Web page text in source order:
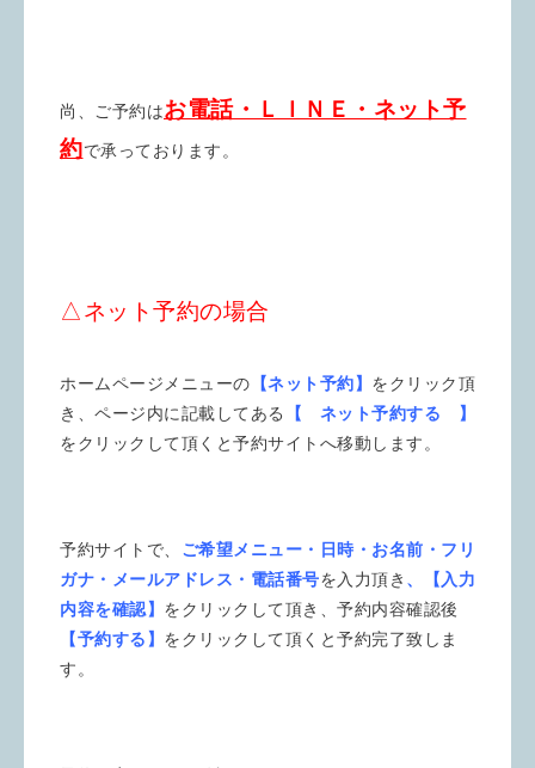
尚、ご予約はお電話・ＬＩＮＥ・ネット予
約で承っております。
△ネット予約の場合
ホームページメニューの 【ネット予約】 をクリック頂
き、ページ内に記載してある
【 ネット予約する 】
をクリックして頂くと予約サイトへ移動します。
予約サイトで、 ご希望メニュー・日時・お名前・フリ
ガナ・メールアドレス・電話番号を入力頂き 、【入力
内容を確認】 をクリックして頂き、予約内容確認後
【予約する】 をクリックして頂くと予約完了致しま
す。